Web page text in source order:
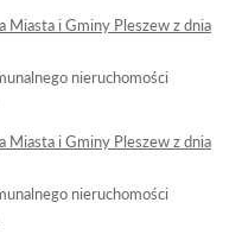
i Gminy Pleszew z dnia
nieruchomości
i Gminy Pleszew z dnia
nieruchomości